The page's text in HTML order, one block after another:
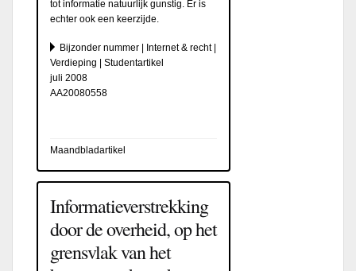
tot informatie natuurlijk gunstig. Er is
echter ook een keerzijde.
Bijzonder nummer | Internet & recht |
Verdieping | Studentartikel
juli 2008
AA20080558
Maandbladartikel
Informatieverstrekking
door de overheid, op het
grensvlak van het